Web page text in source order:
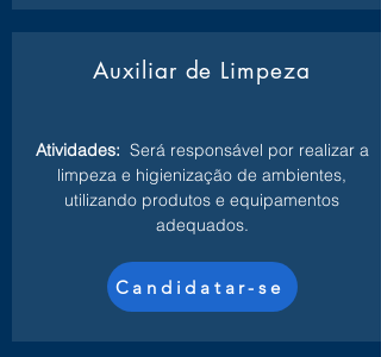
Auxiliar de Limpeza
Atividades: Será responsável por realizar a
limpeza e higienização de ambientes,
utilizando produtos e equipamentos
adequados.
Candidatar-se